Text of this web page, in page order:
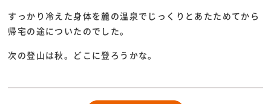
すっかり冷えた身体を麓の温泉でじっくりとあたためてから
帰宅の途についたのでした。
次の登山は秋。どこに登ろうかな。